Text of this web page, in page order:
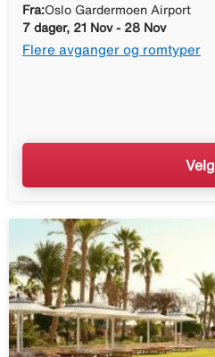
Fra:Oslo Gardermoen Airport
7 dager, 21 Nov - 28 Nov
Flere avganger og romtyper
Velg